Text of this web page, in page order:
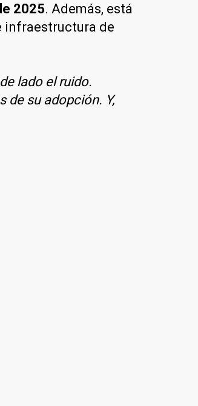
2025. Además, está
infraestructura de
lado el ruido.
de su adopción. Y,